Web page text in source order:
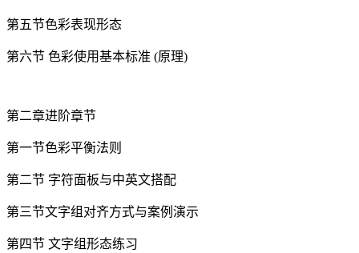
第五节色彩表现形态
第六节 色彩使用基本标准 (原理)
第二章进阶章节
第一节色彩平衡法则
第二节 字符面板与中英文搭配
第三节文字组对齐方式与案例演示
第四节 文字组形态练习